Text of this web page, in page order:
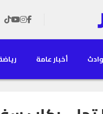
أخبار عامة